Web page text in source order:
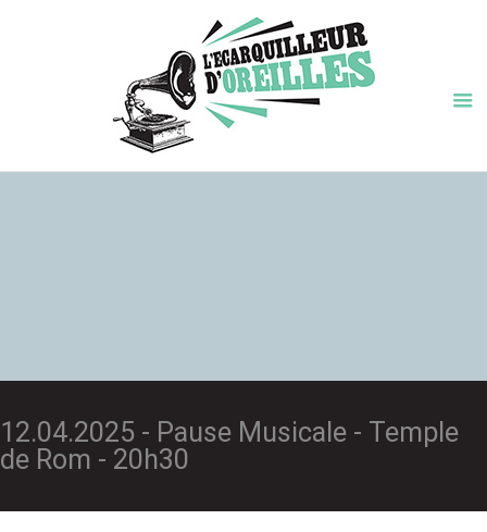
12.04.2025 - Pause Musicale - Temple
de Rom - 20h30